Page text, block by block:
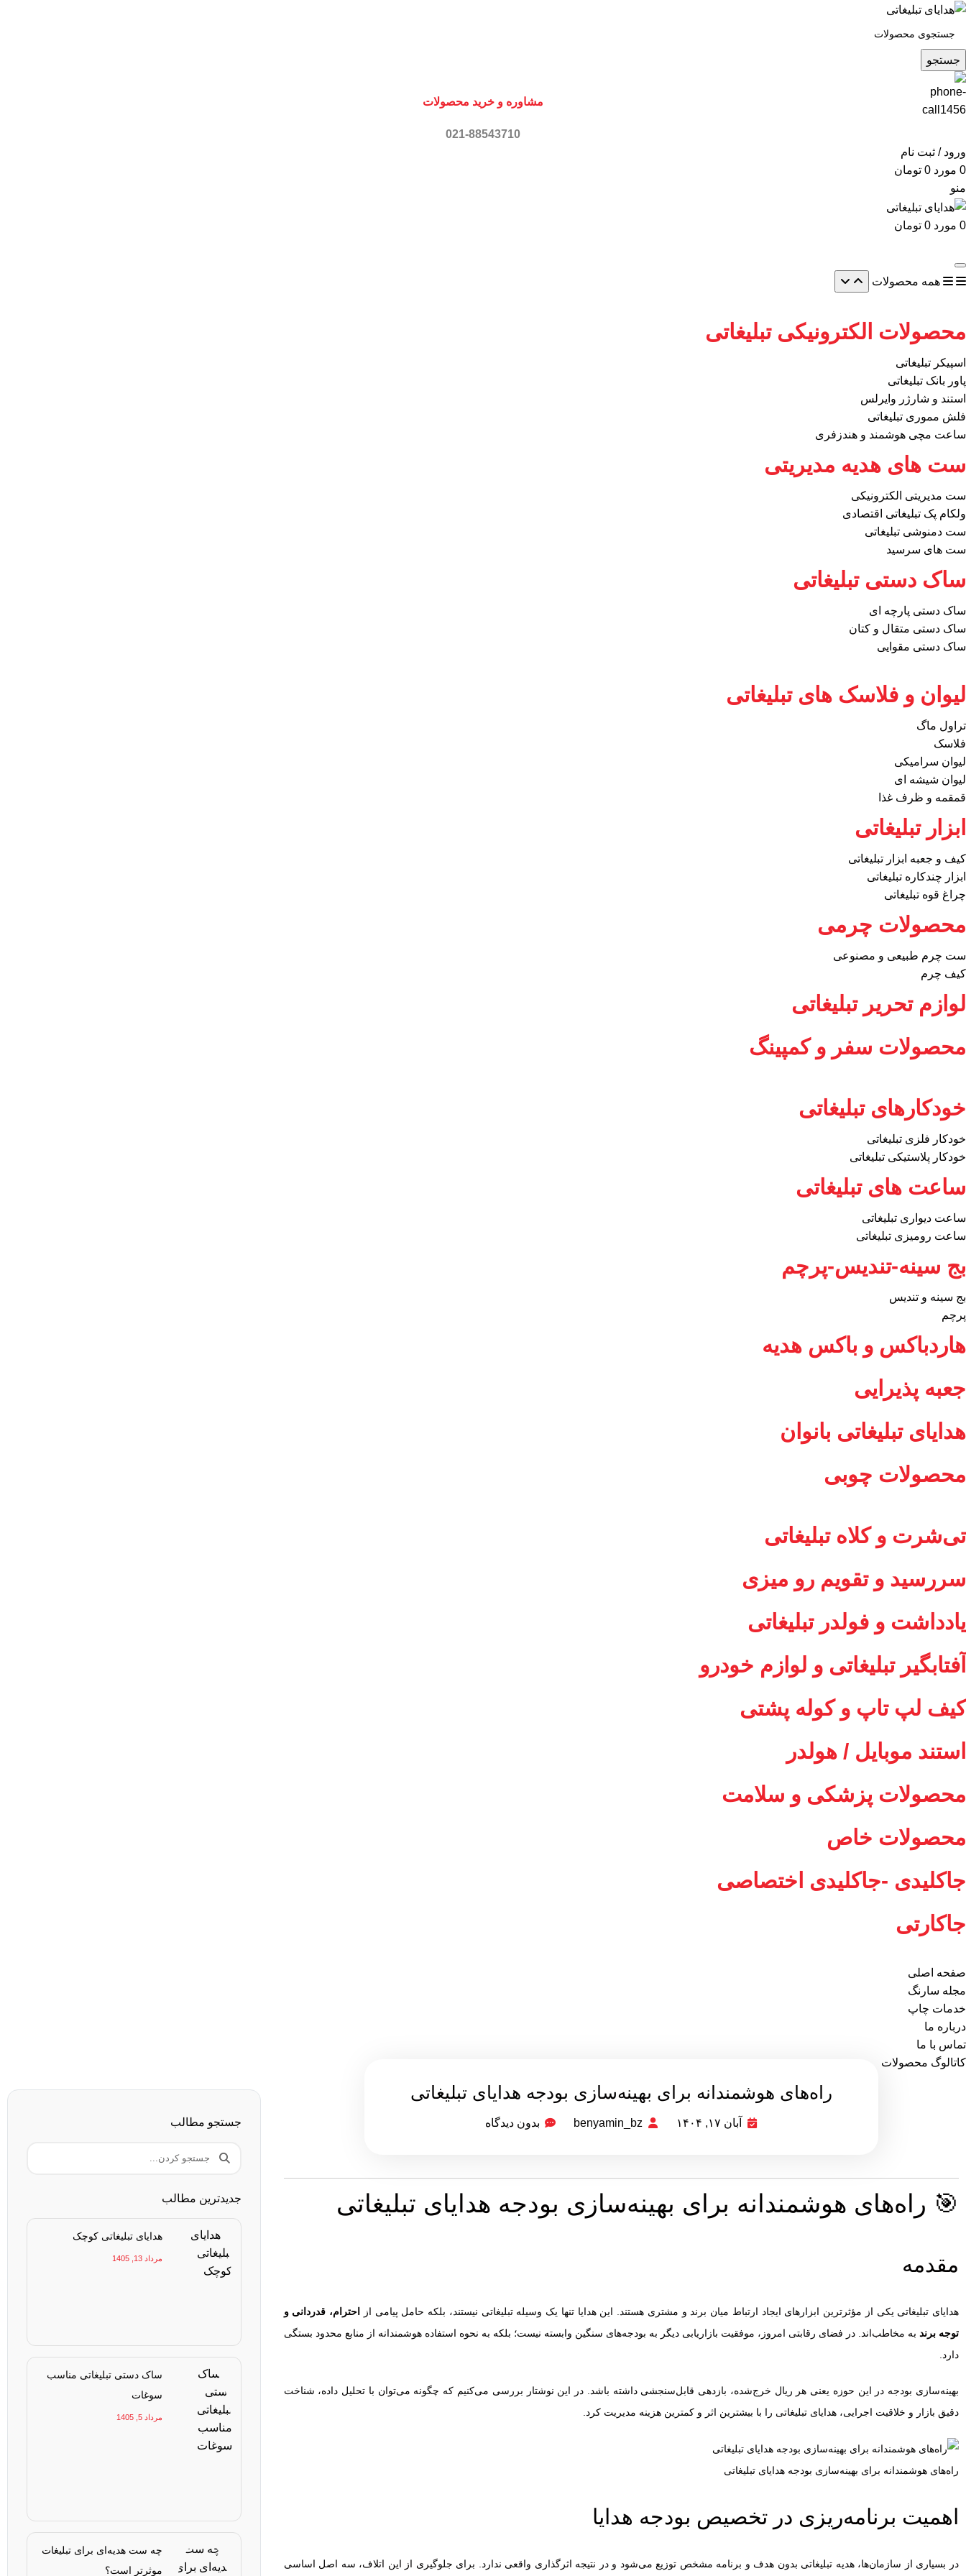
جستجو
مشاوره و خرید محصولات
021-88543710
ورود / ثبت نام
0 مورد 0 تومان
منو
0 مورد 0 تومان
همه محصولات
محصولات الکترونیکی تبلیغاتی
اسپیکر تبلیغاتی
پاور بانک تبلیغاتی
استند و شارژر وایرلس
فلش مموری تبلیغاتی
ساعت مچی هوشمند و هندزفری
ست های هدیه مدیریتی
ست مدیریتی الکترونیکی
ولکام پک تبلیغاتی اقتصادی
ست دمنوشی تبلیغاتی
ست های سرسید
ساک دستی تبلیغاتی
ساک دستی پارچه ای
ساک دستی متقال و کتان
ساک دستی مقوایی
لیوان و فلاسک های تبلیغاتی
تراول ماگ
فلاسک
لیوان سرامیکی
لیوان شیشه ای
قمقمه و ظرف غذا
ابزار تبلیغاتی
کیف و جعبه ابزار تبلیغاتی
ابزار چندکاره تبلیغاتی
چراغ قوه تبلیغاتی
محصولات چرمی
ست چرم طبیعی و مصنوعی
کیف چرم
لوازم تحریر تبلیغاتی
محصولات سفر و کمپینگ
خودکارهای تبلیغاتی
خودکار فلزی تبلیغاتی
خودکار پلاستیکی تبلیغاتی
ساعت های تبلیغاتی
ساعت دیواری تبلیغاتی
ساعت رومیزی تبلیغاتی
بج سینه-تندیس-پرچم
بج سینه و تندیس
پرچم
هاردباکس و باکس هدیه
جعبه پذیرایی
هدایای تبلیغاتی بانوان
محصولات چوبی
تی‌شرت و کلاه تبلیغاتی
سررسید و تقویم رو میزی
یادداشت و فولدر تبلیغاتی
آفتابگیر تبلیغاتی و لوازم خودرو
کیف لپ تاپ و کوله پشتی
استند موبایل / هولدر
محصولات پزشکی و سلامت
محصولات خاص
جاکلیدی -جاکلیدی اختصاصی
جاکارتی
صفحه اصلی
مجله سارنگ
خدمات چاپ
درباره ما
تماس با ما
کاتالوگ محصولات
راه‌های هوشمندانه برای بهینه‌سازی بودجه هدایای تبلیغاتی
آبان ۱۷, ۱۴۰۴ benyamin_bz بدون دیدگاه
🎯 راه‌های هوشمندانه برای بهینه‌سازی بودجه هدایای تبلیغاتی
مقدمه
هدایای تبلیغاتی یکی از مؤثرترین ابزارهای ایجاد ارتباط میان برند و مشتری هستند. این هدایا تنها یک وسیله تبلیغاتی نیستند، بلکه حامل پیامی از احترام، قدردانی و
توجه برند به مخاطب‌اند. در فضای رقابتی امروز، موفقیت بازاریابی دیگر به بودجه‌های سنگین وابسته نیست؛ بلکه به نحوه استفاده هوشمندانه از منابع محدود بستگی
دارد.
بهینه‌سازی بودجه در این حوزه یعنی هر ریال خرج‌شده، بازدهی قابل‌سنجشی داشته باشد. در این نوشتار بررسی می‌کنیم که چگونه می‌توان با تحلیل داده، شناخت
دقیق بازار و خلاقیت اجرایی، هدایای تبلیغاتی را با بیشترین اثر و کمترین هزینه مدیریت کرد.
راه‌های هوشمندانه برای بهینه‌سازی بودجه هدایای تبلیغاتی
اهمیت برنامه‌ریزی در تخصیص بودجه هدایا
در بسیاری از سازمان‌ها، هدیه تبلیغاتی بدون هدف و برنامه‌ مشخص توزیع می‌شود و در نتیجه اثرگذاری واقعی ندارد. برای جلوگیری از این اتلاف، سه اصل اساسی
جستجو مطالب
جدیدترین مطالب
هدایای تبلیغاتی کوچک
مرداد 13, 1405
ساک دستی تبلیغاتی مناسب
سوغات
مرداد 5, 1405
چه ست هدیه‌ای برای تبلیغات
موثرتر است؟